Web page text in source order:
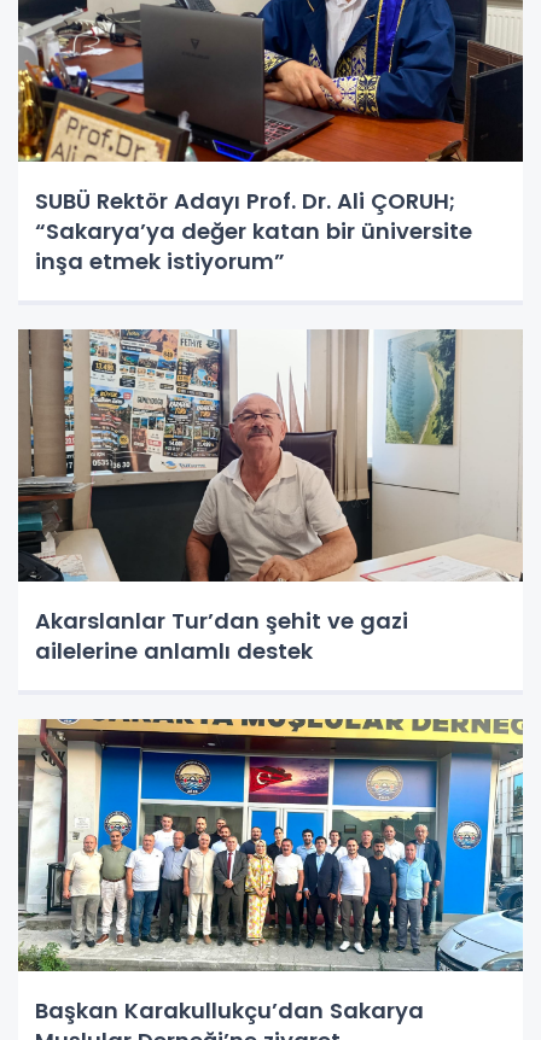
SUBÜ Rektör Adayı Prof. Dr. Ali ÇORUH;
“Sakarya’ya değer katan bir üniversite
inşa etmek istiyorum”
Akarslanlar Tur’dan şehit ve gazi
ailelerine anlamlı destek
Başkan Karakullukçu’dan Sakarya